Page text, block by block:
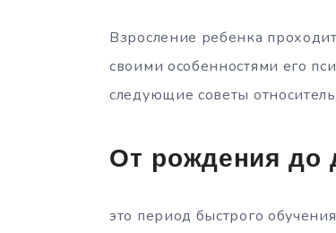
Взросление ребенка
своими особенностями его
следующие советы
От рождения до
это период быстрого